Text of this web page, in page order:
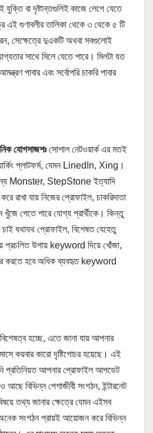
বা দৃষ্টান্তগুলিই কাজে লেগে যেতে
গুণাবলীর তালিকা থেকে ৩ থেকে ৫ টি
সেক্ষেত্রে দুএকটি অথবা সবগুলোই
সাথে মিলে যেতে পারে। মিলটা যত
পাবার এবং সর্বোপরি চাকরি পাবার
যোগসাজশঃসোশাল নেটওয়ার্ক এর মতই
প্লাটফর্ম, যেমন LinedIn, Xing।
জন্য Monster, StepStone ইত্যাদি
রাখা যায় নিজের প্রোফাইল, চাকরিদাতা
খুঁজে পেতে পারে যোগ্য প্রার্থীকে। কিন্তু
চাই যথাযথ প্রোফাইল, বিশেষত যেহেতু
প্রচলিত উপায় keyword দিয়ে খোঁজা,
করতে হবে অধিক ব্যবহৃত keyword
হচ্ছে, এতে জানা যায় আপনার
কয়বার কারো দৃষ্টিগোচর হয়েছে। এই
প্রতিনিয়ত আপনার প্রোফাইল আপডেট
আছে বিভিন্ন পেশাজীবী সংগঠন, ইন্টারনেট
তথ্য জানার ক্ষেত্রে যেমন এইসব
সংগঠন প্রায়ই আয়োজন করে বিভিন্ন